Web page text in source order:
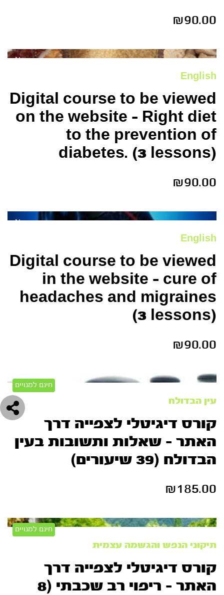
₪90.00
New
English
Digital course to be viewed
on the website – Right diet
to the prevention of
diabetes. (3 lessons)
₪90.00
New
English
Digital course to be viewed
in the website – cure of
headaches and migraines
(3 lessons)
₪90.00
חינם למנויים
עין הבדולח
קורס דיגיטלי לצפייה דרך
האתר – שאלות ותשובות בעין
הבדולח (39 שיעורים)
₪185.00
חינם למנויים
תיקוני הנפש והגשמה עצמית
קורס דיגיטלי לצפייה דרך
האתר – ריפוי רב שכבתי (8